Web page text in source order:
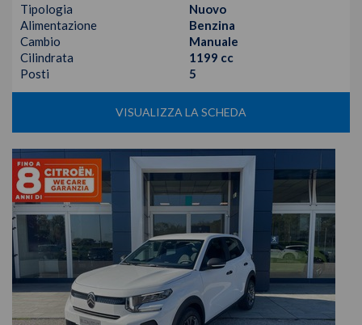
Tipologia
Nuovo
Alimentazione
Benzina
Cambio
Manuale
Cilindrata
1199 cc
Posti
5
VISUALIZZA LA SCHEDA